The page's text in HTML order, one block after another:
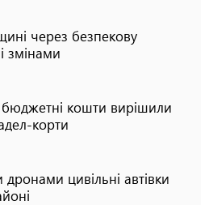
через безпекову
змінами
кошти вирішили
корти
дронами цивільні автівки